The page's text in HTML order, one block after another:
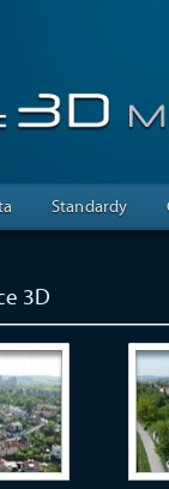
Standardy
3D